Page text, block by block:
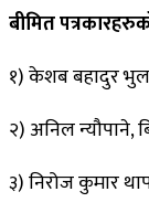
बीमित
१) केशब बहादुर
२) अनिल
३) निरोज कुमार